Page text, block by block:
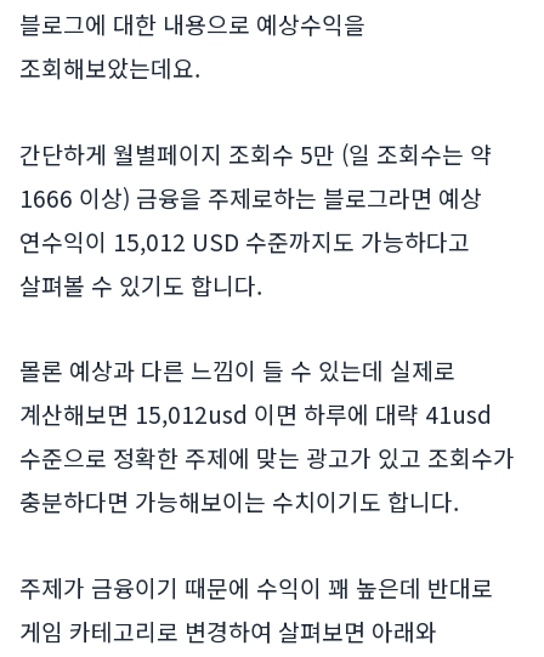
블로그에 대한 내용으로 예상수익을
조회해보았는데요.
간단하게 월별페이지 조회수 5만 (일 조회수는 약
1666 이상) 금융을 주제로하는 블로그라면 예상
연수익이 15,012 USD 수준까지도 가능하다고
살펴볼 수 있기도 합니다.
몰론 예상과 다른 느낌이 들 수 있는데 실제로
계산해보면 15,012usd 이면 하루에 대략 41usd
수준으로 정확한 주제에 맞는 광고가 있고 조회수가
충분하다면 가능해보이는 수치이기도 합니다.
주제가 금융이기 때문에 수익이 꽤 높은데 반대로
게임 카테고리로 변경하여 살펴보면 아래와